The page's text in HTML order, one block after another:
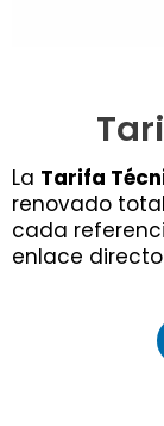
La Tarifa
renovado
cada
enlace